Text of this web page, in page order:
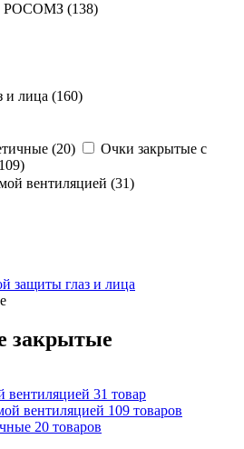
РОСОМЗ (138)
и лица (160)
(20)
Очки закрытые с
109)
вентиляцией (31)
защиты глаз и лица
закрытые
вентиляцией 31 товар
вентиляцией 109 товаров
20 товаров